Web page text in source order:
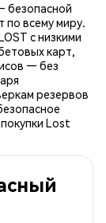
безопасной
всему миру.
с низкими
карт,
— без
резервов
Lost